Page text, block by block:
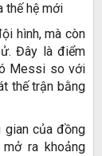
thế hệ mới
hình, mà còn
Đây là điểm
Messi so với
thế trận bằng
gian của đồng
ra khoảng